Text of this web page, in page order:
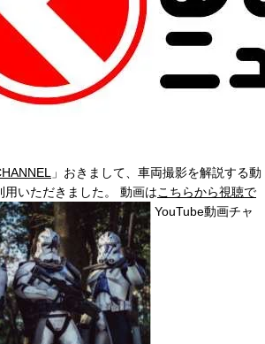
」おきまして、車両撮影を解説する動
いただきました。 動画はこちらから視聴で
YouTube動画チャ